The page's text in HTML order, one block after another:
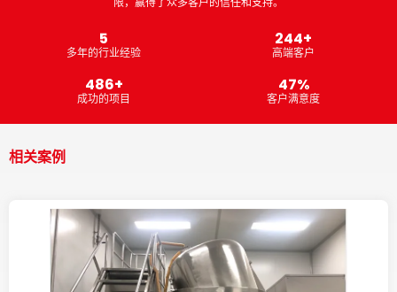
7
多年的行业经验
332+
高端客户
664+
成功的项目
65%
客户满意度
相关案例